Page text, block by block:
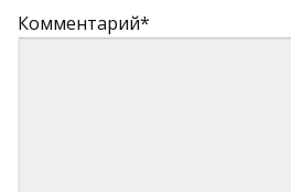
Комментарий*